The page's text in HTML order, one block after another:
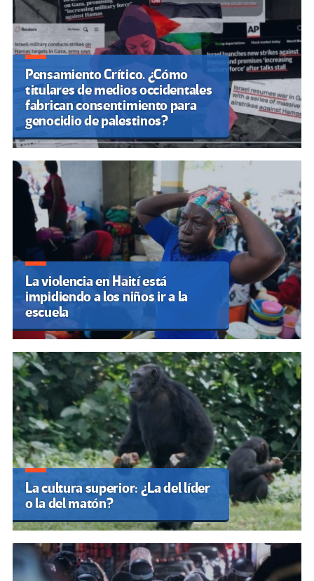
Pensamiento Crítico. ¿Cómo
titulares de medios occidentales
fabrican consentimiento para
genocidio de palestinos?
La violencia en Haití está
impidiendo a los niños ir a la
escuela
La cultura superior: ¿La del líder
o la del matón?